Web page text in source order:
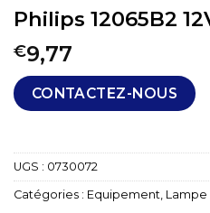
Philips 12065B2
€9,77
CONTACTEZ-NOUS
UGS : 0730072
Catégories : Equipement Lampe